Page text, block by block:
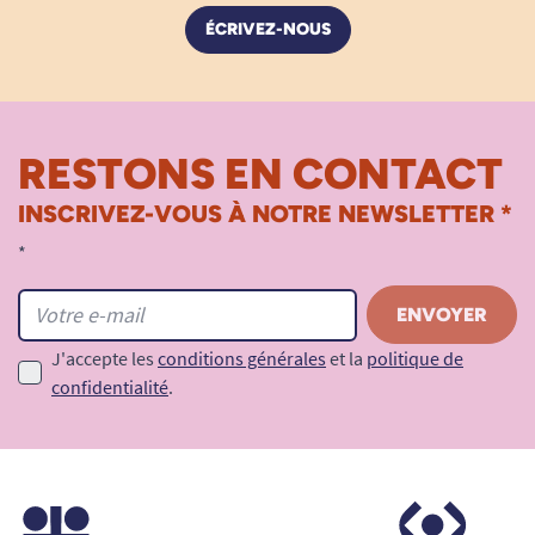
ÉCRIVEZ-NOUS
RESTONS EN CONTACT
INSCRIVEZ-VOUS À NOTRE NEWSLETTER *
*
J'accepte les conditions générales et la politique de
confidentialité.